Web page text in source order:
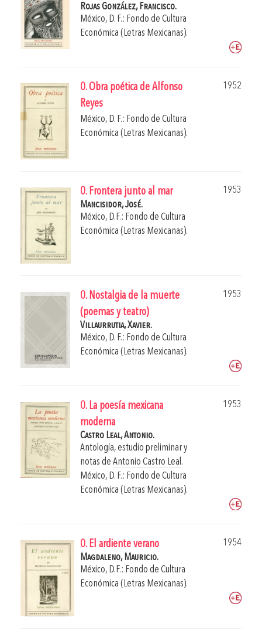
Rojas González, Francisco.
México, D. F.: Fondo de Cultura
Económica (Letras Mexicanas).
0. Obra poética de Alfonso
Reyes
1952
México, D. F.: Fondo de Cultura
Económica (Letras Mexicanas).
0. Frontera junto al mar
1953
Mancisidor, José.
México, D.F.: Fondo de Cultura
Económica (Letras Mexicanas).
0. Nostalgia de la muerte
(poemas y teatro)
1953
Villaurrutia, Xavier.
México, D. F.: Fondo de Cultura
Económica (Letras Mexicanas).
0. La poesía mexicana
moderna
1953
Castro Leal, Antonio.
Antología, estudio preliminar y
notas de Antonio Castro Leal .
México, D. F.: Fondo de Cultura
Económica (Letras Mexicanas).
0. El ardiente verano
1954
Magdaleno, Mauricio.
México, D.F.: Fondo de Cultura
Económica (Letras Mexicanas).